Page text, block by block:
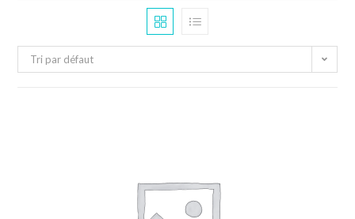
Tri par défaut